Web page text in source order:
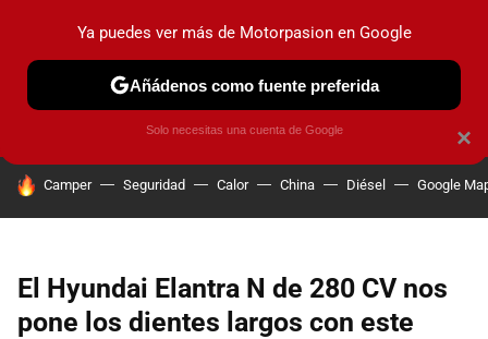
PRUEBAS COCHES ELÉCTRICOS OBSERVATORIO
HOY SE HABLA DE
Camper Seguridad Calor China Diésel Google
El Hyundai Elantra N de 280 CV nos
pone los dientes largos con este
×
Ya puedes ver más de Motorpasion en Google
Añádenos como fuente preferida
Solo necesitas una cuenta de Google